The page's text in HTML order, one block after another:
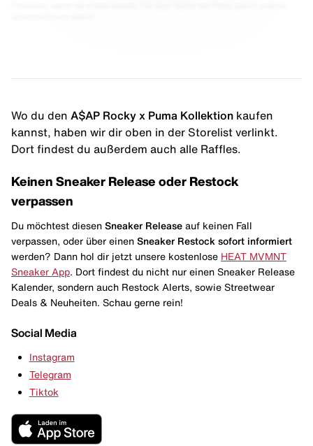
Wo du den A$AP Rocky x Puma Kollektion kaufen
kannst, haben wir dir oben in der Storelist verlinkt.
Dort findest du außerdem auch alle Raffles.
Keinen Sneaker Release oder Restock
verpassen
Du möchtest diesen Sneaker Release auf keinen Fall
verpassen, oder über einen Sneaker Restock sofort informiert
werden? Dann hol dir jetzt unsere kostenlose HEAT MVMNT
Sneaker App . Dort findest du nicht nur einen Sneaker Release
Kalender, sondern auch Restock Alerts, sowie Streetwear
Deals & Neuheiten. Schau gerne rein!
Social Media
Instagram
Telegram
Tiktok